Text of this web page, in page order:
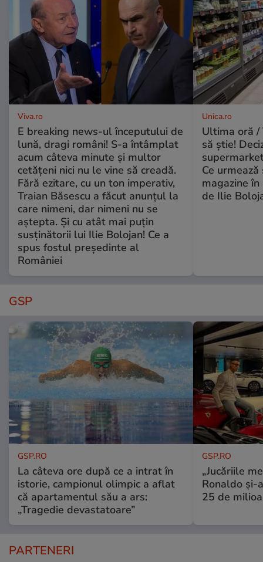
Viva.ro
E breaking news-ul începutului de
lună, dragi români! S-a întâmplat
acum câteva minute și multor
cetățeni nici nu le vine să creadă.
Fără ezitare, cu un ton imperativ,
Traian Băsescu a făcut anunțul la
care nimeni, dar nimeni nu se
aștepta. Și cu atât mai puțin
susținătorii lui Ilie Bolojan! Ce a
spus fostul președinte al
României
Unica.ro
Ultima oră /
să știe!
Ce
magazine
de Ilie
GSP
GSP.RO
La câteva ore după ce a intrat în
istorie, campionul olimpic a aflat
că apartamentul său a ars:
„Tragedie devastatoare”
GSP.RO
„Jucăriile
Ronaldo și-
25 de
PARTENERI